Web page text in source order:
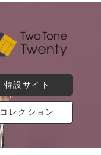
特設サイト
コレクション